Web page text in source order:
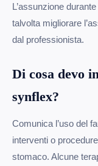
L’assunzione
talvolta migliorare
dal professionista.
Di cosa devo
synflex?
Comunica l’uso del
interventi o
stomaco. Alcune